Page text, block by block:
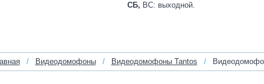
СБ, ВС: выходной.
/ Видеодомофоны / Видеодомофоны Tantos /